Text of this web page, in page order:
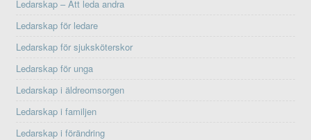
Ledarskap – Att leda andra
Ledarskap för ledare
Ledarskap för sjuksköterskor
Ledarskap för unga
Ledarskap i äldreomsorgen
Ledarskap i familjen
Ledarskap i förändring